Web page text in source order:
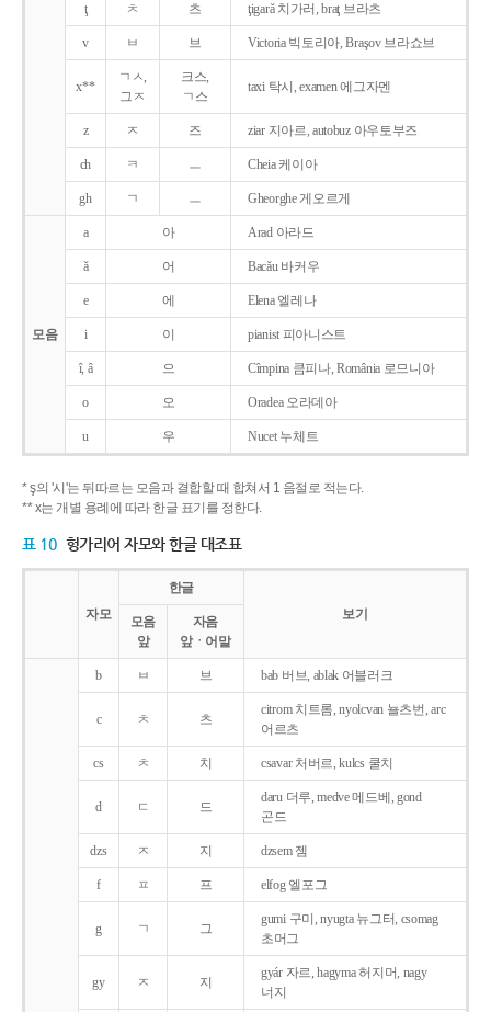
ţ ㅊ 츠 ţigarǎ 치가러, braţ 브라츠
v ㅂ 브 Victoria 빅토리아, Braşov 브라쇼브
x**
ㄱㅅ,
그ㅈ
크스,
ㄱ스
taxi 탁시, examen 에그자멘
z ㅈ 즈 ziar 지아르, autobuz 아우토부즈
ch ㅋ ㅡ Cheia 케이아
gh ㄱ ㅡ Gheorghe 게오르게
모음
a 아 Arad 아라드
ǎ 어 Bacǎu 바커우
e 에 Elena 엘레나
i 이 pianist 피아니스트
î, â 으 Cîmpina 큼피나, România 로므니아
o 오 Oradea 오라데아
u 우 Nucet 누체트
* ş의 '시'는 뒤따르는 모음과 결합할 때 합쳐서 1 음절로 적는다.
** x는 개별 용례에 따라 한글 표기를 정한다.
표 10 헝가리어 자모와 한글 대조표
자모
한글
보기
모음
앞
자음
앞ㆍ어말
b ㅂ 브 bab 버브, ablak 어블러크
c ㅊ 츠
citrom 치트롬, nyolcvan 뇰츠번, arc
어르츠
cs ㅊ 치 csavar 처버르, kulcs 쿨치
d ㄷ 드
daru 더루, medve 메드베, gond
곤드
dzs ㅈ 지 dzsem 젬
f ㅍ 프 elfog 엘포그
g ㄱ 그
gumi 구미, nyugta 뉴그터, csomag
초머그
gy ㅈ 지
gyár 자르, hagyma 허지머, nagy
너지